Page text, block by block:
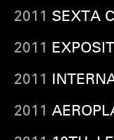
2011 SEXTA
2011
2011
2011